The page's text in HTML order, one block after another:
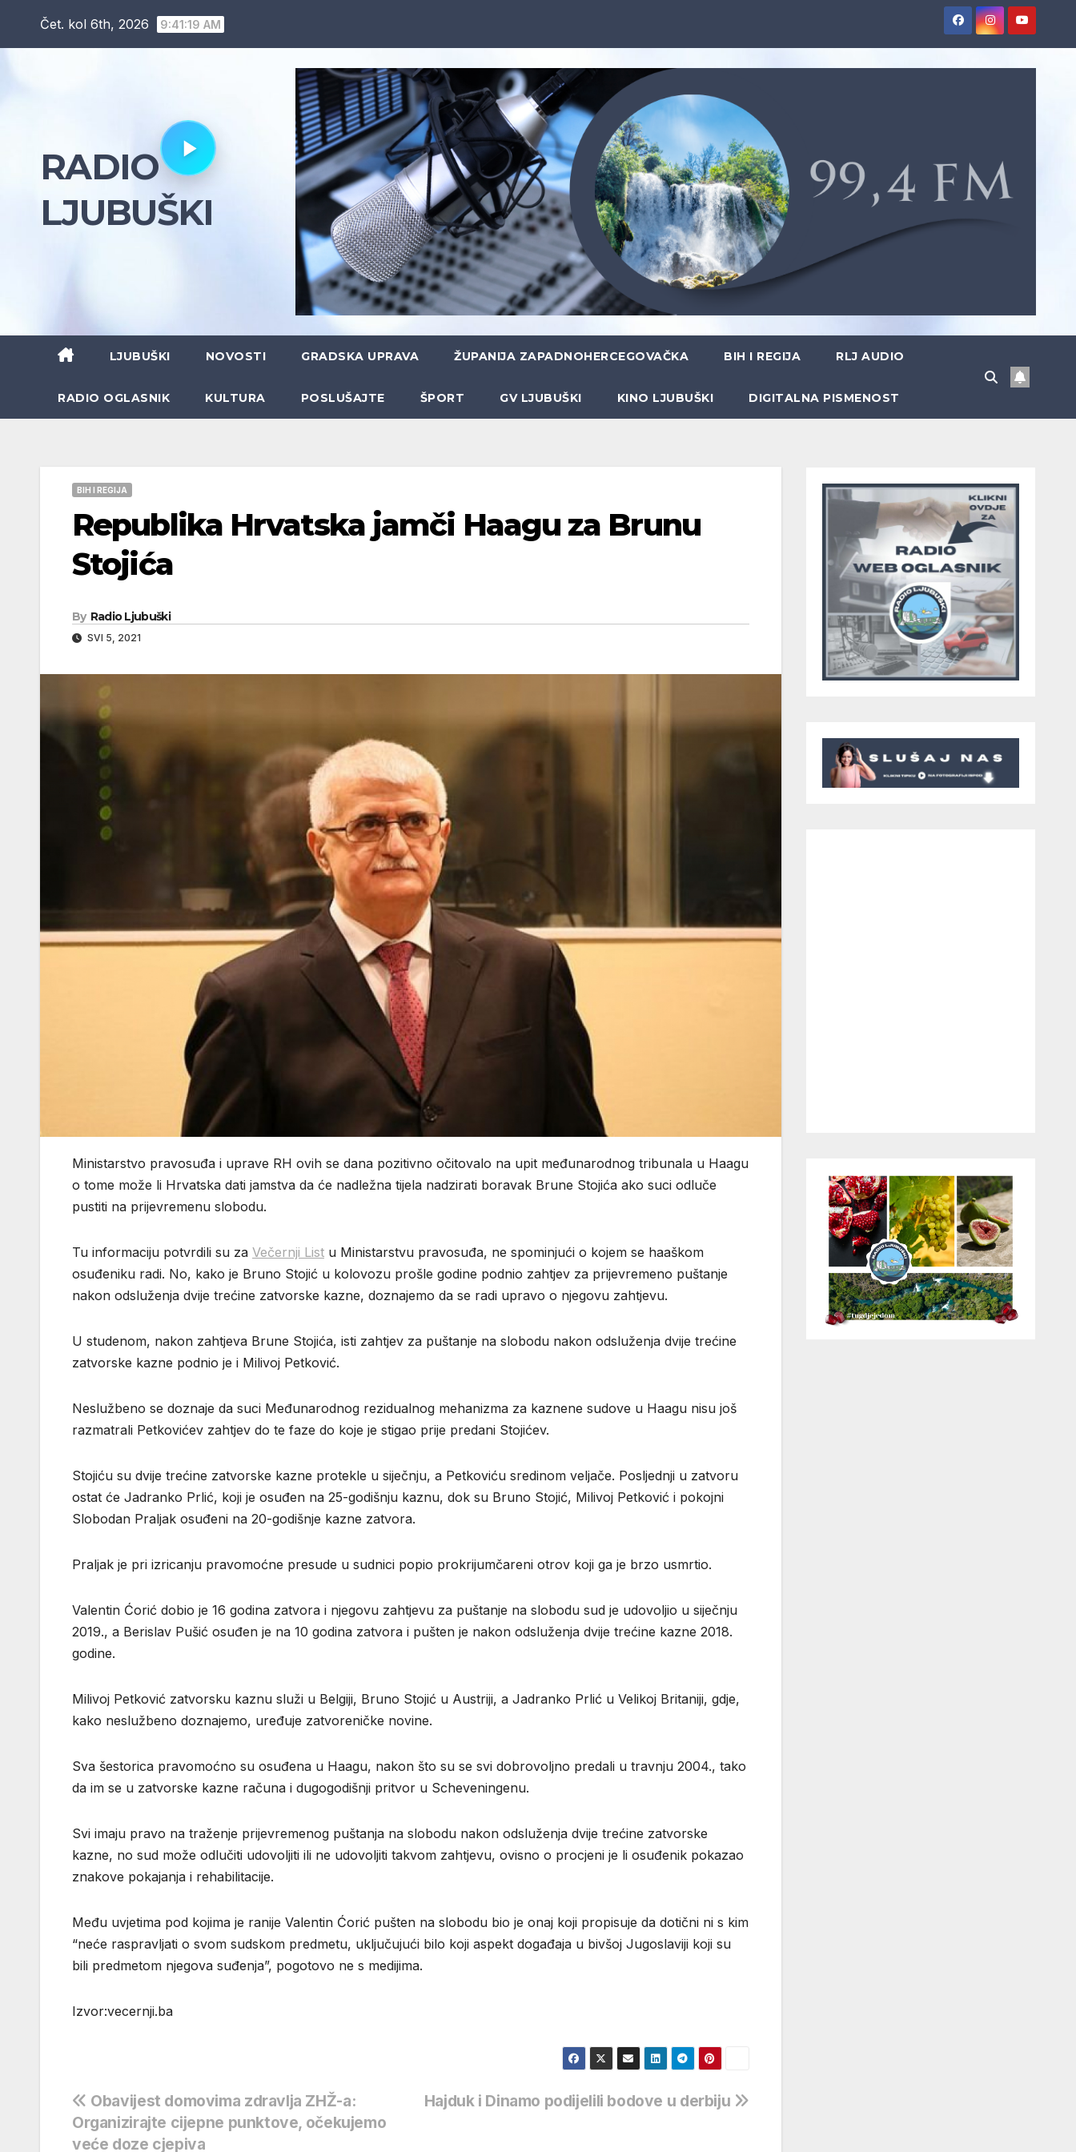
Čet. kol 6th, 2026 9:41:20 AM
RADIO
LJUBUŠKI
LJUBUŠKI NOVOSTI GRADSKA UPRAVA ŽUPANIJA ZAPADNOHERCEGOVAČKA BIH I REGIJA RLJ AUDIO
RADIO OGLASNIK KULTURA POSLUŠAJTE ŠPORT GV LJUBUŠKI KINO LJUBUŠKI DIGITALNA PISMENOST
BIH I REGIJA
Republika Hrvatska jamči Haagu za Brunu
Stojića
By Radio Ljubuški
SVI 5, 2021
Ministarstvo pravosuđa i uprave RH ovih se dana pozitivno očitovalo na upit međunarodnog tribunala u Haagu
o tome može li Hrvatska dati jamstva da će nadležna tijela nadzirati boravak Brune Stojića ako suci odluče
pustiti na prijevremenu slobodu.
Tu informaciju potvrdili su za Večernji List u Ministarstvu pravosuđa, ne spominjući o kojem se haaškom
osuđeniku radi. No, kako je Bruno Stojić u kolovozu prošle godine podnio zahtjev za prijevremeno puštanje
nakon odsluženja dvije trećine zatvorske kazne, doznajemo da se radi upravo o njegovu zahtjevu.
U studenom, nakon zahtjeva Brune Stojića, isti zahtjev za puštanje na slobodu nakon odsluženja dvije trećine
zatvorske kazne podnio je i Milivoj Petković.
Neslužbeno se doznaje da suci Međunarodnog rezidualnog mehanizma za kaznene sudove u Haagu nisu još
razmatrali Petkovićev zahtjev do te faze do koje je stigao prije predani Stojićev.
Stojiću su dvije trećine zatvorske kazne protekle u siječnju, a Petkoviću sredinom veljače. Posljednji u zatvoru
ostat će Jadranko Prlić, koji je osuđen na 25-godišnju kaznu, dok su Bruno Stojić, Milivoj Petković i pokojni
Slobodan Praljak osuđeni na 20-godišnje kazne zatvora.
Praljak je pri izricanju pravomoćne presude u sudnici popio prokrijumčareni otrov koji ga je brzo usmrtio.
Valentin Ćorić dobio je 16 godina zatvora i njegovu zahtjevu za puštanje na slobodu sud je udovoljio u siječnju
2019., a Berislav Pušić osuđen je na 10 godina zatvora i pušten je nakon odsluženja dvije trećine kazne 2018.
godine.
Milivoj Petković zatvorsku kaznu služi u Belgiji, Bruno Stojić u Austriji, a Jadranko Prlić u Velikoj Britaniji, gdje,
kako neslužbeno doznajemo, uređuje zatvoreničke novine.
Sva šestorica pravomoćno su osuđena u Haagu, nakon što su se svi dobrovoljno predali u travnju 2004., tako
da im se u zatvorske kazne računa i dugogodišnji pritvor u Scheveningenu.
Svi imaju pravo na traženje prijevremenog puštanja na slobodu nakon odsluženja dvije trećine zatvorske
kazne, no sud može odlučiti udovoljiti ili ne udovoljiti takvom zahtjevu, ovisno o procjeni je li osuđenik pokazao
znakove pokajanja i rehabilitacije.
Među uvjetima pod kojima je ranije Valentin Ćorić pušten na slobodu bio je onaj koji propisuje da dotični ni s kim
“neće raspravljati o svom sudskom predmetu, uključujući bilo koji aspekt događaja u bivšoj Jugoslaviji koji su
bili predmetom njegova suđenja”, pogotovo ne s medijima.
Izvor:vecernji.ba
Navigacija
objava
Hajduk i Dinamo podijelili bodove u derbiju
Obavijest domovima zdravlja ZHŽ-a:
Organizirajte cijepne punktove, očekujemo
veće doze cjepiva